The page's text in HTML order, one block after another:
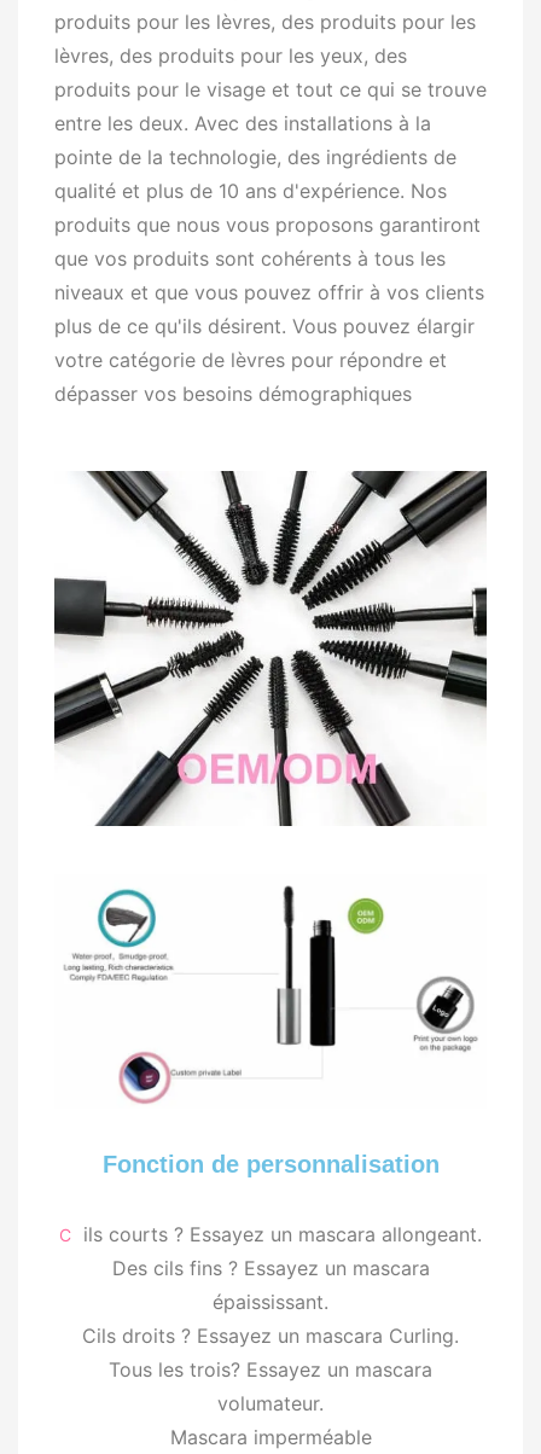
produits pour les lèvres, des produits pour les
lèvres, des produits pour les yeux, des
produits pour le visage et tout ce qui se trouve
entre les deux. Avec des installations à la
pointe de la technologie, des ingrédients de
qualité et plus de 10 ans d'expérience. Nos
produits que nous vous proposons garantiront
que vos produits sont cohérents à tous les
niveaux et que vous pouvez offrir à vos clients
plus de ce qu'ils désirent. Vous pouvez élargir
votre catégorie de lèvres pour répondre et
dépasser vos besoins démographiques
Fonction de personnalisation
C
ils courts ? Essayez un mascara allongeant.
Des cils fins ? Essayez un mascara
épaississant.
Cils droits ? Essayez un mascara Curling.
Tous les trois? Essayez un mascara
volumateur.
Mascara imperméable